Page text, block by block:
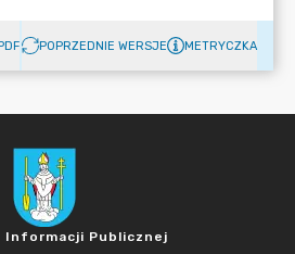
POPRZEDNIE WERSJE METRYCZKA
Informacji Publicznej